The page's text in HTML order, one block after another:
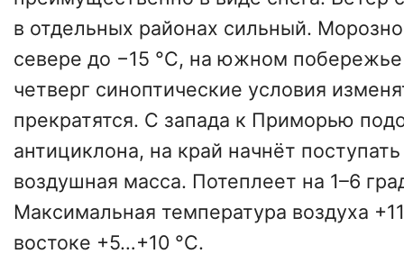
в отдельных районах сильный.
севере до −15 °C, на южном
четверг синоптические условия
прекратятся. С запада к Приморью
антициклона, на край начнёт
воздушная масса. Потеплеет на 1–6
Максимальная температура воздуха
востоке +5…+10 °C.